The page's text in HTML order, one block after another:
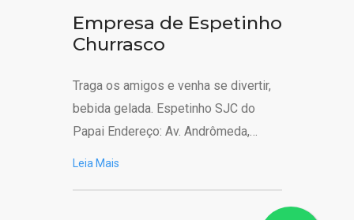
Empresa de Espetinho
Churrasco
Traga os amigos e venha se divertir,
bebida gelada. Espetinho SJC do
Papai Endereço: Av. Andrômeda,…
Leia Mais